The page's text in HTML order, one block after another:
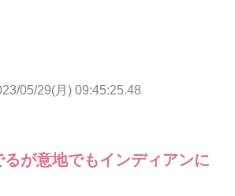
05/29(月) 09:45:25.48
が意地でもインディアンに